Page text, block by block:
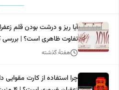
آیا ریز و درشت بودن قلم
تفاوت ظاهری است؟ |
خریدهفتهٔ گذشته
چرا استفاده از کارت